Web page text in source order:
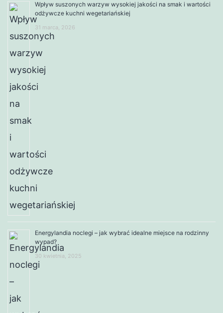
Wpływ suszonych warzyw wysokiej jakości na smak i wartości
odżywcze kuchni wegetariańskiej
31 marca, 2026
Energylandia noclegi – jak wybrać idealne miejsce na rodzinny
wypad?
30 kwietnia, 2025